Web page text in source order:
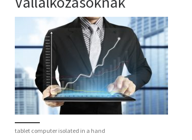
tablet computer isolated in a hand